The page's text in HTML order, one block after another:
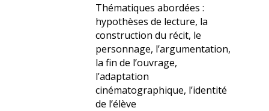
Thématiques abordées :
hypothèses de lecture, la
construction du récit, le
personnage, l’argumentation,
la fin de l’ouvrage,
l’adaptation
cinématographique, l’identité
de l’élève